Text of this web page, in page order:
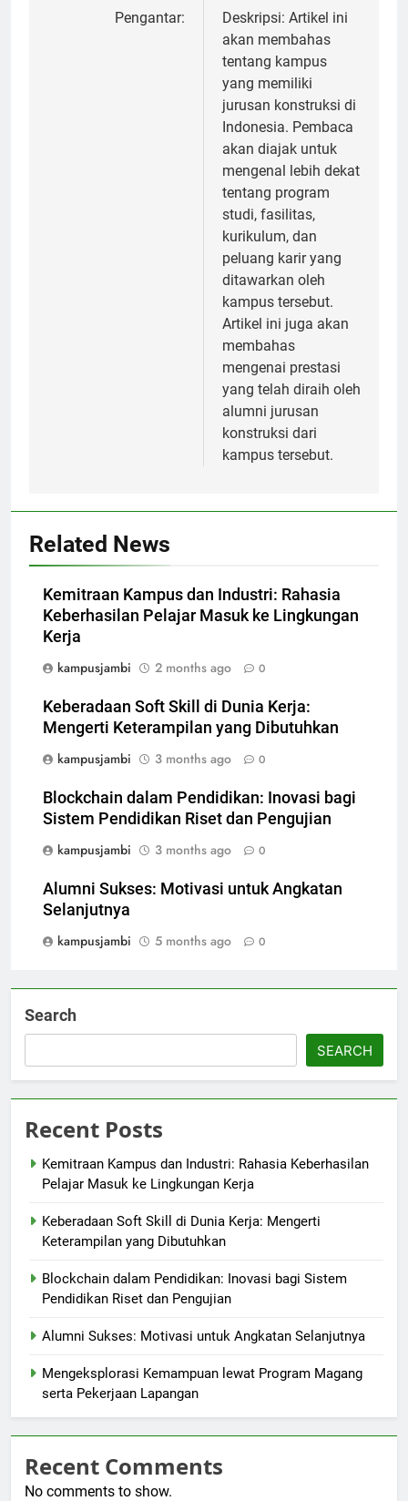
navigation
Pengantar:
Deskripsi: Artikel ini
akan membahas
tentang kampus
yang memiliki
jurusan konstruksi di
Indonesia. Pembaca
akan diajak untuk
mengenal lebih dekat
tentang program
studi, fasilitas,
kurikulum, dan
peluang karir yang
ditawarkan oleh
kampus tersebut.
Artikel ini juga akan
membahas
mengenai prestasi
yang telah diraih oleh
alumni jurusan
konstruksi dari
kampus tersebut.
Related News
Kemitraan Kampus dan Industri: Rahasia
Keberhasilan Pelajar Masuk ke Lingkungan
Kerja
kampusjambi
2 months ago 0
Keberadaan Soft Skill di Dunia Kerja:
Mengerti Keterampilan yang Dibutuhkan
kampusjambi
3 months ago 0
Blockchain dalam Pendidikan: Inovasi bagi
Sistem Pendidikan Riset dan Pengujian
kampusjambi
3 months ago 0
Alumni Sukses: Motivasi untuk Angkatan
Selanjutnya
kampusjambi
5 months ago 0
Search
SEARCH
Recent Posts
Kemitraan Kampus dan Industri: Rahasia Keberhasilan
Pelajar Masuk ke Lingkungan Kerja
Keberadaan Soft Skill di Dunia Kerja: Mengerti
Keterampilan yang Dibutuhkan
Blockchain dalam Pendidikan: Inovasi bagi Sistem
Pendidikan Riset dan Pengujian
Alumni Sukses: Motivasi untuk Angkatan Selanjutnya
Mengeksplorasi Kemampuan lewat Program Magang
serta Pekerjaan Lapangan
Recent Comments
No comments to show.